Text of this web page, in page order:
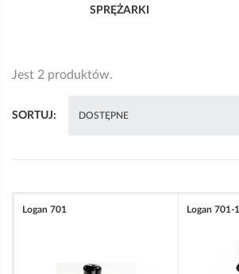
SPRĘŻARKI
Jest 2 produktów.
SORTUJ: DOSTĘPNE
Logan 701 Logan 701-1